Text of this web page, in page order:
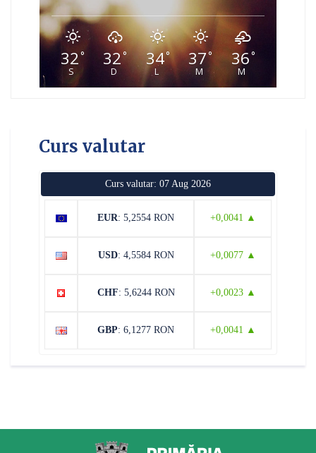
32°
S
32°
D
34°
L
37°
M
36°
M
Curs valutar
Curs valutar: 07 Aug 2026
EUR: 5,2554 RON +0,0041 ▲
USD: 4,5584 RON +0,0077 ▲
CHF: 5,6244 RON +0,0023 ▲
GBP: 6,1277 RON +0,0041 ▲